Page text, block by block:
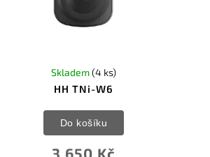
HH TNi-W6
Skladem(4 ks)
3 650 Kč
Do košíku